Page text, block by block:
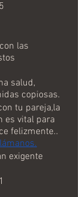
las
salud,
copiosas.
tu pareja,la
es vital para
felizmente..
exigente